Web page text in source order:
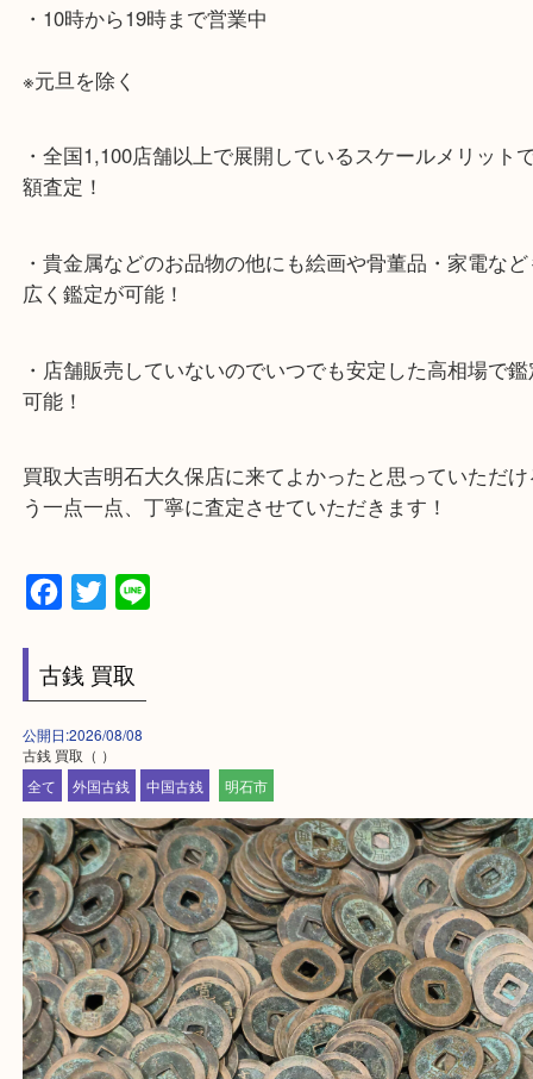
・お車でのご来店の方
2号線大久保西交差点を北へ曲がってすぐ！
・10年以上のベテランスタッフがご対応！
※元旦を除く
・全国1,100店舗以上で展開しているスケールメリ
・貴金属などのお品物の他にも絵画や骨董品・家電
広く鑑定が可能！
・店舗販売していないのでいつでも安定した高相場
可能！
買取大吉明石大久保店に来てよかったと思っていた
う一点一点、丁寧に査定させていただきます！
Facebook
Twitter
Line